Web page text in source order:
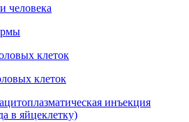
человека
клеток
клеток
инъекция
в яйцеклетку)